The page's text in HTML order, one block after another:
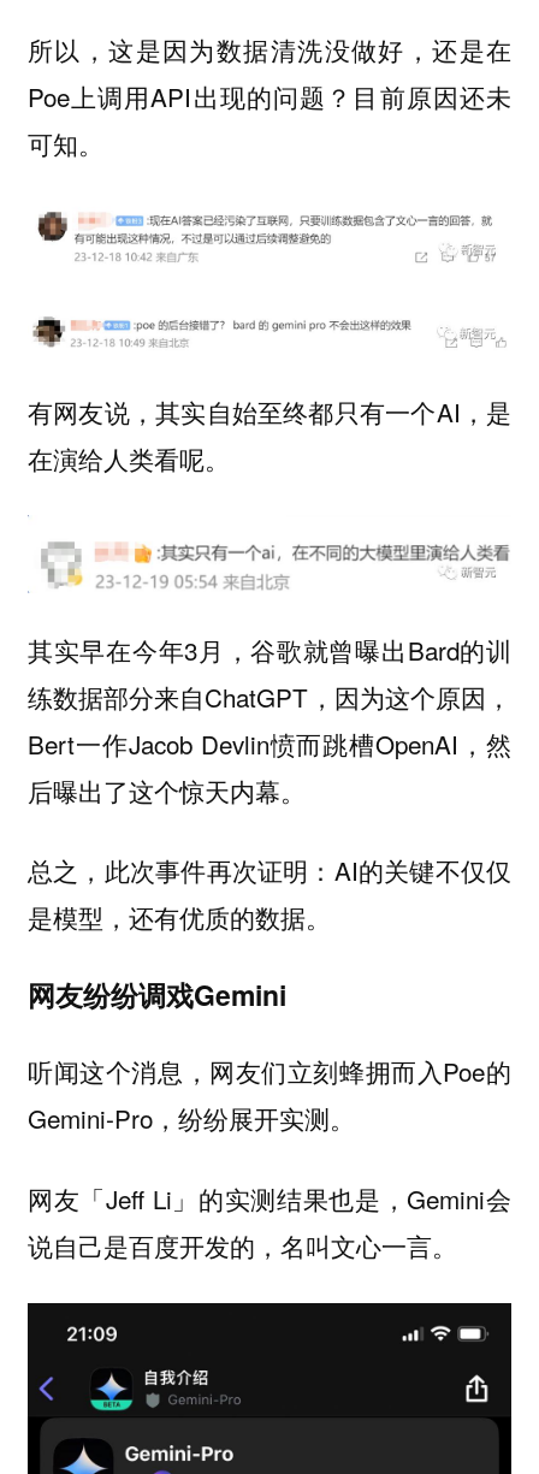
所以，这是因为数据清洗没做好，还是在
Poe上调用API出现的问题？目前原因还未
可知。
有网友说，其实自始至终都只有一个AI，是
在演给人类看呢。
其实早在今年3月，谷歌就曾曝出Bard的训
练数据部分来自ChatGPT，因为这个原因，
Bert一作Jacob Devlin愤而跳槽OpenAI，然
后曝出了这个惊天内幕。
总之，此次事件再次证明：AI的关键不仅仅
是模型，还有优质的数据。
网友纷纷调戏Gemini
听闻这个消息，网友们立刻蜂拥而入Poe的
Gemini-Pro，纷纷展开实测。
网友「Jeff Li」的实测结果也是，Gemini会
说自己是百度开发的，名叫文心一言。